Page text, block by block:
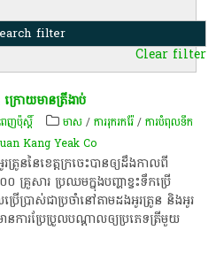
Clear filter
ក្រោយ​មាន​ត្រី​ងាប់
េញប៉ុស្តិ៍ មាស /ការរុករករ៉ែ /ការបំពុលទឹក
Kang Yeak Co
នៃ​ខេត្តក្រចេះ​បាន​ឲ្យ​ដឹង​កាលពី​
គ្រួសារ​ ប្រឈម​ក្នុង​បញ្ហា​ខ្វះ​ទឹក​ប្រើ
ប្រាស់​ជាប្រចាំ​នៅតាម​ដង​អូរត្រូន និង​អូរ​
ន​ការប្រែប្រួល​បណ្ដាល​ឲ្យ​ប្រភេទ​ត្រី​មួយ​